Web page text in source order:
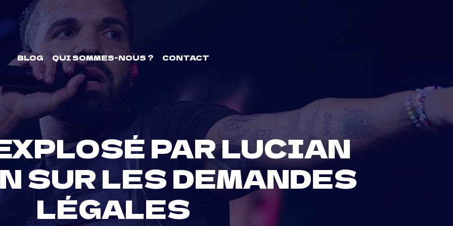
BLOG QUI SOMMES-NOUS ? CONTACT
PAR LUCIAN
SUR LES DEMANDES
LÉGALES